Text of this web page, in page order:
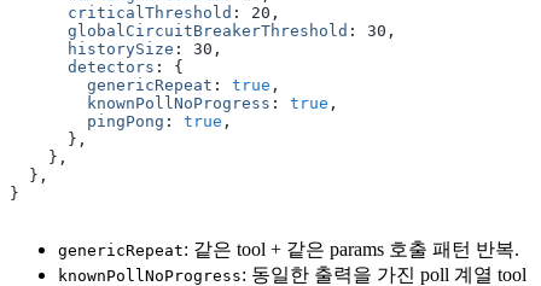
      criticalThreshold
: 20 ,
      globalCircuitBreakerThreshold
: 30 ,
      historySize
: 30 ,
      detectors
:
{
        genericRepeat
: true ,
        knownPollNoProgress
: true ,
        pingPong
: true ,
      }
,
    }
,
  }
,
}
genericRepeat: 같은 tool + 같은 params 호출 패턴 반복.
knownPollNoProgress: 동일한 출력을 가진 poll 계열 tool